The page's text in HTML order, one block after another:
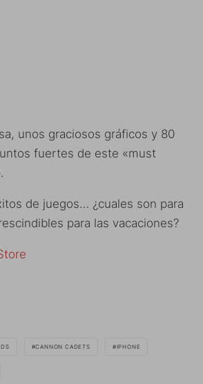
unos graciosos gráficos y 80
fuertes de este «must
de juegos… ¿cuales son para
para las vacaciones?
CANNON CADETS IPHONE